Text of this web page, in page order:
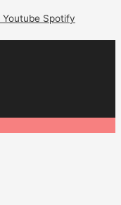
Youtube Spotify